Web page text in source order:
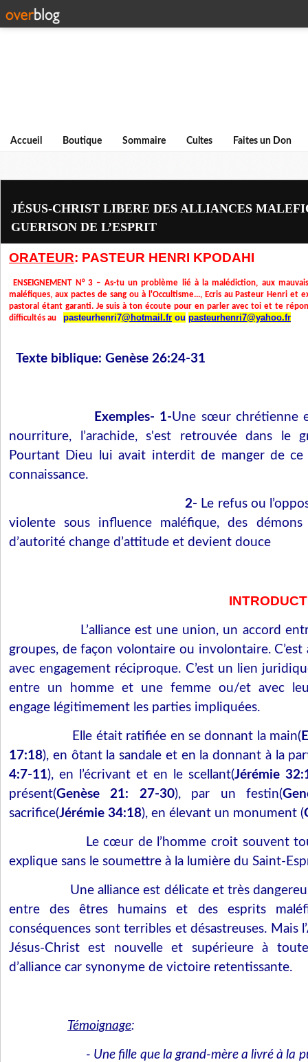
Accueil Boutique Sommaire Cultes Faites un Don
JÉSUS-CHRIST LIBERE DES ALLIANCES
GUERISON DE L’ESPRIT
ORATEUR: PASTEUR HENRI KPODAHI
ENSEIGNEMENT N° 3 – As-tu un problème lié à la malédiction, aux
maléfiques, aux pactes de sang ou à l'Occultisme..., Ecris au Pasteur Henri et
pastoral étant garanti. Je suis à ton écoute pour en parler avec toi et te
difficultés au
pasteurhenri7@hotmail.fr ou pasteurhenri7@yahoo.fr
Texte biblique: Genèse 26:24-31
Exemples- 1-Une sœur chrétienne
nourriture, l’arachide, s'est retrouvée dans le
Pourtant Dieu lui avait interdit de manger de
connaissance.
2- Le refus ou
violente sous influence maléfique, des
d’autorité change d’attitude et devient douce
L’alliance est une union, un accord
groupes, de façon volontaire ou involontaire. C’est
avec engagement réciproque. C’est un lien
entre un homme et une femme ou/et avec
engage légitimement les parties impliquées.
Elle était ratifiée en se donnant la main(
17:18), en ôtant la sandale et en la donnant à la
4:7-11), en l’écrivant et en le scellant(Jérémie
présent(Genèse 21: 27-30), par un festin(
sacrifice(Jérémie 34:18), en élevant un monument (
Le cœur de l’homme croit souvent
explique sans le soumettre à la lumière du Saint-
Une alliance est délicate et très
entre des êtres humains et des esprits
conséquences sont terribles et désastreuses. Mais
Jésus-Christ est nouvelle et supérieure à
d’alliance car synonyme de victoire retentissante.
Témoignage:
- Une fille que la grand-mère a livré à la